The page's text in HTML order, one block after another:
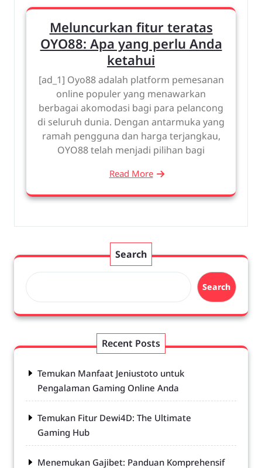
Meluncurkan fitur teratas
OYO88: Apa yang perlu Anda
ketahui
[ad_1] Oyo88 adalah platform pemesanan
online populer yang menawarkan
berbagai akomodasi bagi para pelancong
di seluruh dunia. Dengan antarmuka yang
ramah pengguna dan harga terjangkau,
OYO88 telah menjadi pilihan bagi
Read More
Search
Search
Recent Posts
Temukan Manfaat Jeniustoto untuk
Pengalaman Gaming Online Anda
Temukan Fitur Dewi4D: The Ultimate
Gaming Hub
Menemukan Gajibet: Panduan Komprehensif